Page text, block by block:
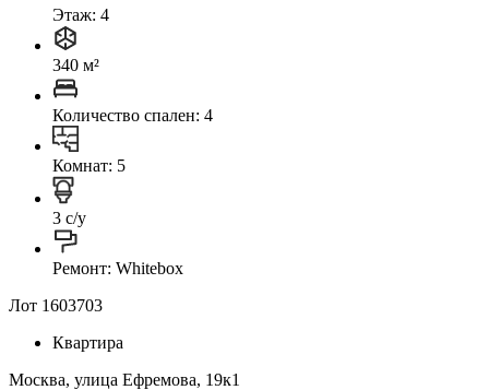
Этаж: 4
340 м²
Количество спален: 4
Комнат: 5
3 с/у
Ремонт: Whitebox
Лот 1603703
Квартира
Москва, улица Ефремова, 19к1